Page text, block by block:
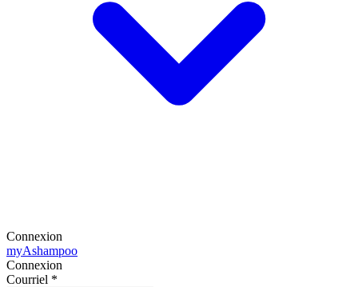
Connexion
myAshampoo
Connexion
Courriel *